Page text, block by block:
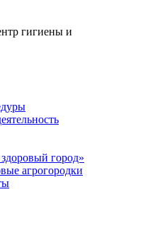
гигиены и
город»
агрогородки